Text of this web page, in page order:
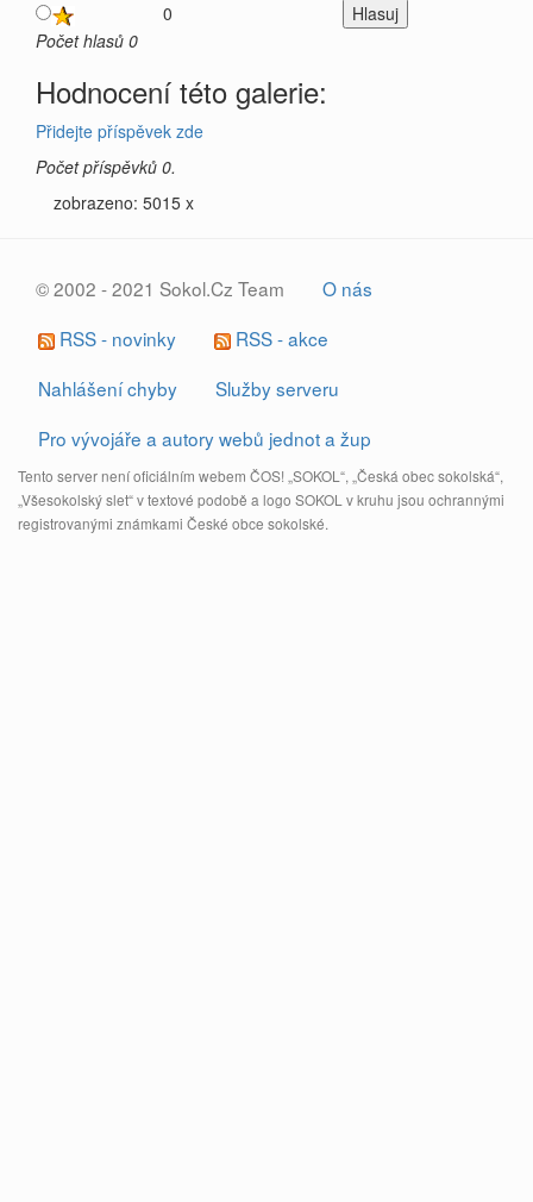
0
Počet hlasů 0
Hodnocení této galerie:
Přidejte příspěvek zde
Počet příspěvků 0.
zobrazeno: 5015 x
© 2002 - 2021 Sokol.Cz Team
O nás
RSS - novinky
RSS - akce
Nahlášení chyby
Služby serveru
Pro vývojáře a autory webů jednot a žup
Tento server není oficiálním webem ČOS! „SOKOL“, „Česká obec sokolská“,
„Všesokolský slet“ v textové podobě a logo SOKOL v kruhu jsou ochrannými
registrovanými známkami České obce sokolské.